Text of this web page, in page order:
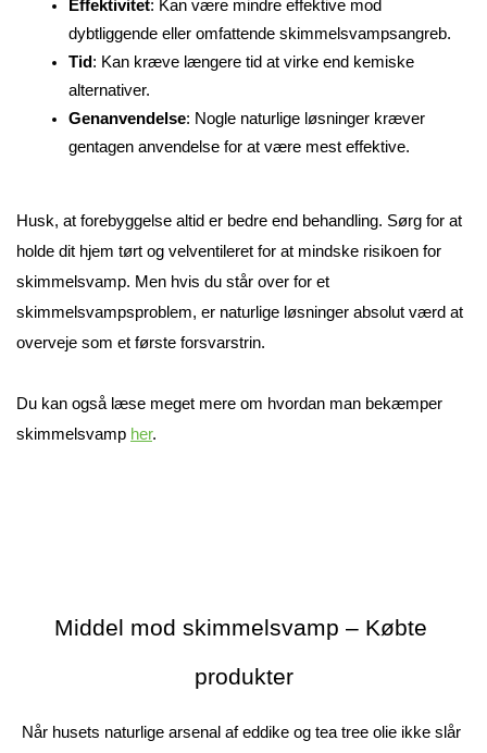
Effektivitet: Kan være mindre effektive mod
dybtliggende eller omfattende skimmelsvampsangreb.
Tid: Kan kræve længere tid at virke end kemiske
alternativer.
Genanvendelse: Nogle naturlige løsninger kræver
gentagen anvendelse for at være mest effektive.
Husk, at forebyggelse altid er bedre end behandling. Sørg for at
holde dit hjem tørt og velventileret for at mindske risikoen for
skimmelsvamp. Men hvis du står over for et
skimmelsvampsproblem, er naturlige løsninger absolut værd at
overveje som et første forsvarstrin.
Du kan også læse meget mere om hvordan man bekæmper
skimmelsvamp her.
Middel mod skimmelsvamp – Købte
produkter
Når husets naturlige arsenal af eddike og tea tree olie ikke slår